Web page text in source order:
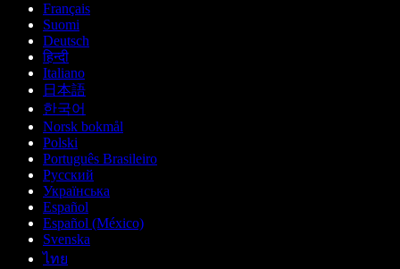
Français
Suomi
Deutsch
हिन्दी
Italiano
日本語
한국어
Norsk bokmål
Polski
Português Brasileiro
Русский
Українська
Español
Español (México)
Svenska
ไทย